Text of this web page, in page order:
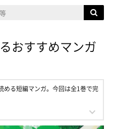
おすすめマンガ
める短編マンガ。今回は全1巻で完